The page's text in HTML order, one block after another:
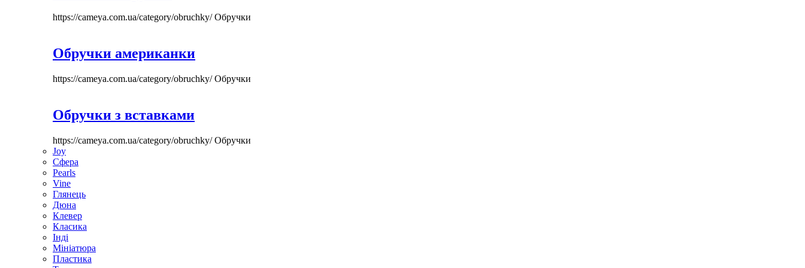
https://cameya.com.ua/category/obruchky/Обручки
Обручки американки
https://cameya.com.ua/category/obruchky/Обручки
Обручки з вставками
https://cameya.com.ua/category/obruchky/Обручки
Joy
Сфера
Pearls
Vine
Глянець
Дюна
Клевер
Класика
Інді
Мініатюра
Пластика